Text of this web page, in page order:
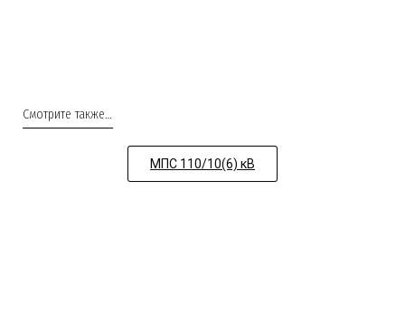
Смотрите также…
МПС 110/10(6) кВ